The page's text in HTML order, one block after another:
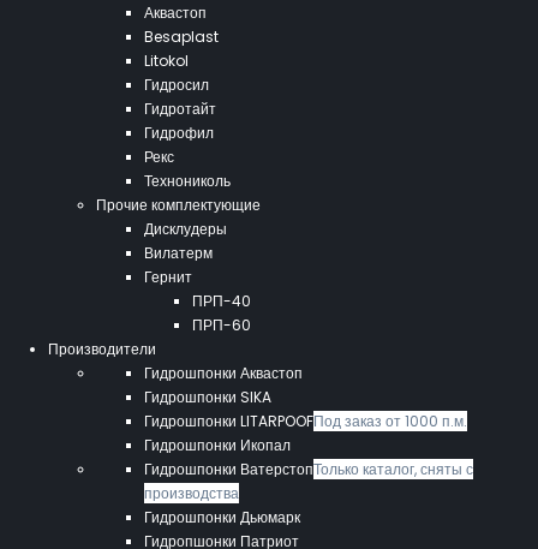
Аквастоп
Besaplast
Litokol
Гидросил
Гидротайт
Гидрофил
Рекс
Технониколь
Прочие комплектующие
Дисклудеры
Вилатерм
Гернит
ПРП-40
ПРП-60
Производители
Гидрошпонки Аквастоп
Гидрошпонки SIKA
Гидрошпонки LITARPOOFПод заказ от 1000 п.м.
Гидрошпонки Икопал
Гидрошпонки ВатерстопТолько каталог, сняты с
производства
Гидрошпонки Дьюмарк
Гидропшонки Патриот